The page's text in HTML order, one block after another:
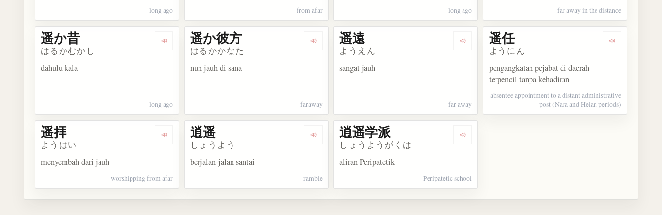
long ago from afar long ago far away in the distance
Dengarkan kosakata 遥か昔
遥か昔
はるかむかし
dahulu kala
long ago
Dengarkan kosakata 遥か彼方
遥か彼方
はるかかなた
nun jauh di sana
faraway
Dengarkan kosakata 遥遠
遥遠
ようえん
sangat jauh
far away
Dengarkan
遥任
ようにん
pengangkatan pejabat di daerah
terpencil tanpa kehadiran
absentee appointment to a distant administrative
post (Nara and Heian periods)
Dengarkan kosakata 遥拝
遥拝
ようはい
menyembah dari jauh
worshipping from afar
Dengarkan kosakata 逍遥
逍遥
しょうよう
berjalan-jalan santai
ramble
Dengarkan kosakata 逍遥学派
逍遥学派
しょうようがくは
aliran Peripatetik
Peripatetic school